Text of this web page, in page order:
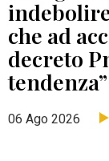
che ad
decreto
tendenza”
06 Ago 2026